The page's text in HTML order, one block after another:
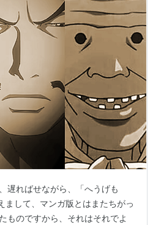
遅ればせながら、「へうげも
まして、マンガ版とはまたちがっ
ものですから、それはそれでよ